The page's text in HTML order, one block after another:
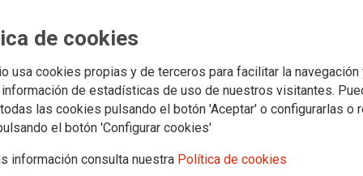
de cookies
usa cookies propias y de terceros para facilitar la navegación
de estadísticas de uso de nuestros visitantes.
las cookies pulsando el botón 'Aceptar' o configurarlas o
el botón 'Configurar cookies'
información consulta nuestra Política de cookies
economía más
para consolidar empleo